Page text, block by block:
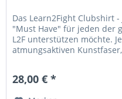
Das Learn2Fight Clubshirt
"Must Have" für jeden der
L2F unterstützen möchte.
atmungsaktiven
28,00 € *